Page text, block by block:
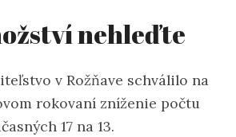
nehleďte
v Rožňave schválilo na
rokovaní zníženie počtu
17 na 13.